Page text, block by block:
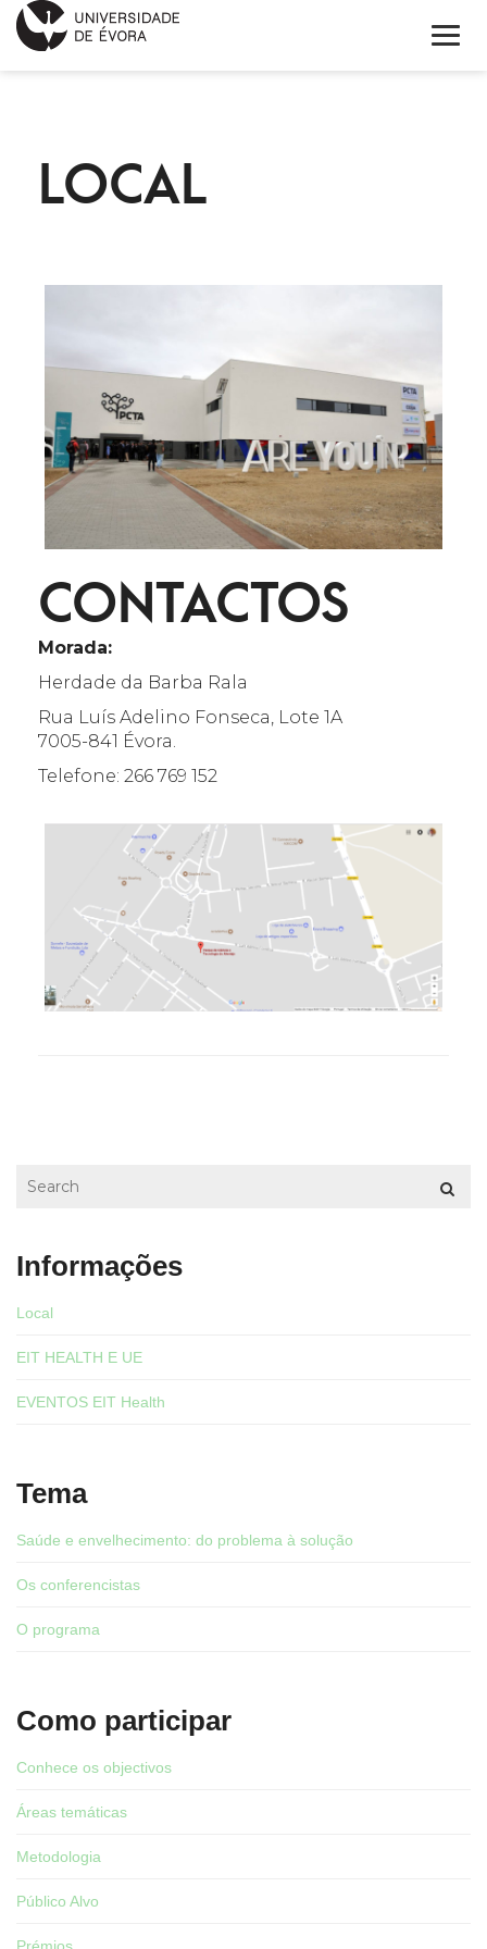
PROGRAMA
LOCAL
CONTACTOS
Morada:
Herdade da Barba Rala
Rua Luís Adelino Fonseca, Lote 1A
7005-841 Évora.
Telefone: 266 769 152
Informações
Local
EIT HEALTH E UE
EVENTOS EIT Health
Tema
Saúde e envelhecimento: do problema à solução
Os conferencistas
O programa
Como participar
Conhece os objectivos
Áreas temáticas
Metodologia
Público Alvo
Prémios